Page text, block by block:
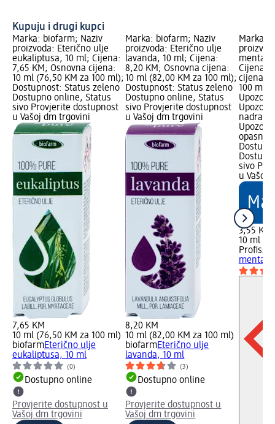
Kupuju i drugi kupci
Marka: biofarm; Naziv
proizvoda: Eterično ulje
eukaliptusa, 10 ml; Cijena:
7,65 KM; Osnovna cijena:
10 ml (76,50 KM za 100 ml);
Dostupnost: Status zeleno
Dostupno online, Status
sivo Provjerite dostupnost
u Vašoj dm trgovini
7,65 KM
10 ml (76,50 KM za 100 ml)
biofarmEterično ulje
eukaliptusa, 10 ml
(0)
Dostupno online
Provjerite dostupnost u
Vašoj dm trgovini
Marka: biofarm; Naziv
proizvoda: Eterično ulje
lavanda, 10 ml; Cijena:
8,20 KM; Osnovna cijena:
10 ml (82,00 KM za 100 ml);
Dostupnost: Status zeleno
Dostupno online, Status
sivo Provjerite dostupnost
u Vašoj dm trgovini
8,20 KM
10 ml (82,00 KM za 100 ml)
biofarmEterično ulje
lavanda, 10 ml
(3)
Dostupno online
Provjerite dostupnost u
Vašoj dm trgovini
Marka:
menta i
Cijena:
cijena:
100 ml);
opasno
sivo
u Vašoj
3,55 KM
10 ml
menta i